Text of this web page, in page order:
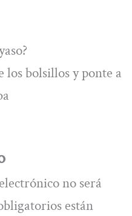
los bolsillos y ponte a
no será
están